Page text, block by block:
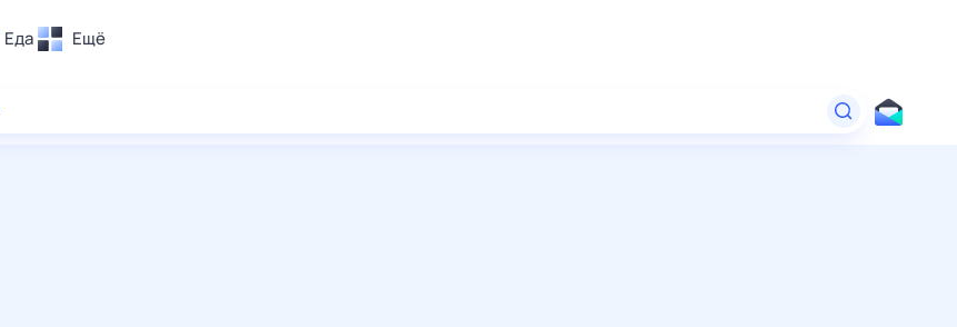
Еда Ещё